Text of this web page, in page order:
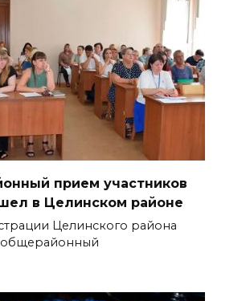
прием участников
в Целинском районе
Целинского района
общерайонный